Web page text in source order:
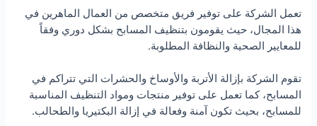
تعمل الشركة على توفير فريق متخصص من العمال الماهرين في
هذا المجال، حيث يقومون بتنظيف المسابح بشكل دوري وفقاً
للمعايير الصحية والنظافة المطلوبة.
تقوم الشركة بإزالة الأتربة والأوساخ والحشرات التي تتراكم في
المسابح، كما تعمل على توفير منتجات ومواد التنظيف المناسبة
للمسابح، بحيث تكون آمنة وفعالة في إزالة البكتيريا والطحالب.